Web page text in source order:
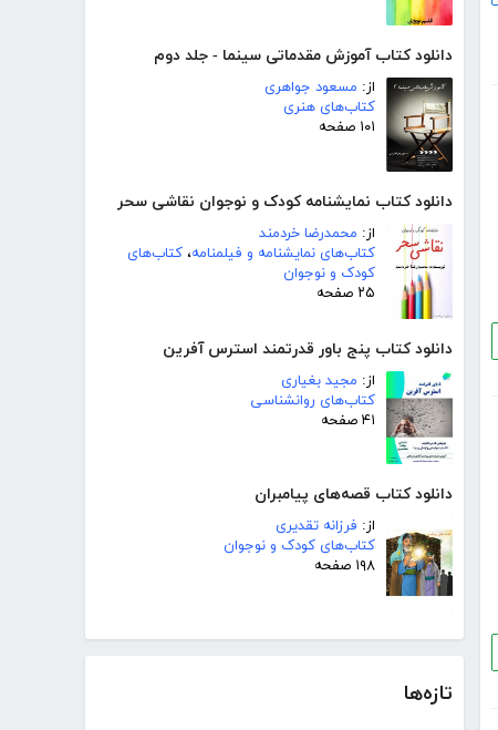
دانلود کتاب آموزش مقدماتی سینما - جلد دوم
از: مسعود جواهری
کتاب‌های هنری
۱۰۱ صفحه
دانلود کتاب نمایشنامه کودک و نوجوان نقاشی سحر
از: محمدرضا خردمند
کتاب‌های نمایشنامه و فیلمنامه، کتاب‌های
کودک و نوجوان
۲۵ صفحه
دانلود کتاب پنج باور قدرتمند استرس آفرین
از: مجید بغیاری
کتاب‌های روانشناسی
۴۱ صفحه
دانلود کتاب قصه‌های پیامبران
از: فرزانه تقدیری
کتاب‌های کودک و نوجوان
۱۹۸ صفحه
تازه‌ها